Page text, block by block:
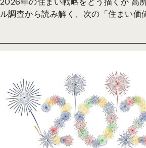
ル調査から読み解く、次の「住まい価